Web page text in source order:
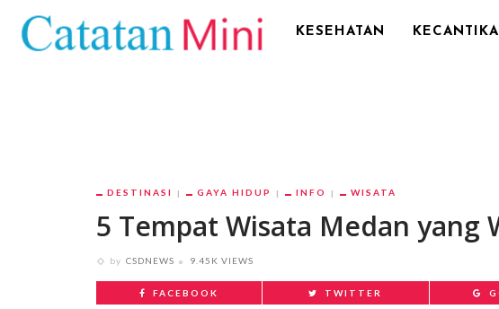
KESEHATAN
DESTINASI GAYA HIDUP INFO WISATA
5 Tempat Wisata Medan yang
by CSDNEWS 9.45K VIEWS
FACEBOOK TWITTER